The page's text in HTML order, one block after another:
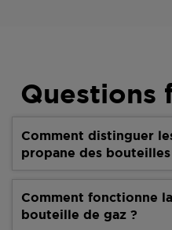
Questions
Comment distinguer
propane des
Comment fonctionne
bouteille de gaz ?